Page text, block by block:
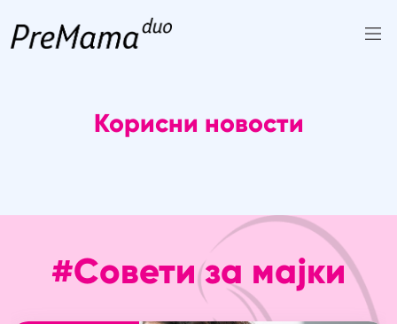
content
Корисни новости
#Совети за мајки